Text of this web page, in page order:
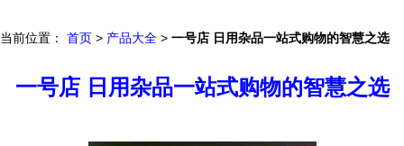
当前位置： 首页 > 产品大全 > 一号店 日用杂品一站式购物的智慧之选
一号店 日用杂品一站式购物的智慧之选